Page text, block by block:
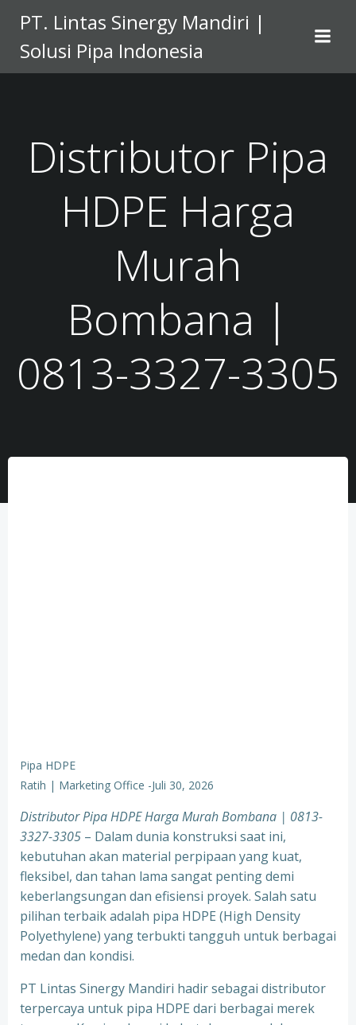
to
content
PT. Lintas Sinergy Mandiri |
Solusi Pipa Indonesia
Distributor Pipa
HDPE Harga
Murah
Bombana |
0813-3327-3305
Pipa HDPE
Ratih | Marketing Office -Juli 30, 2026
Distributor Pipa HDPE Harga Murah Bombana | 0813-
3327-3305 – Dalam dunia konstruksi saat ini,
kebutuhan akan material perpipaan yang kuat,
fleksibel, dan tahan lama sangat penting demi
keberlangsungan dan efisiensi proyek. Salah satu
pilihan terbaik adalah pipa HDPE (High Density
Polyethylene) yang terbukti tangguh untuk berbagai
medan dan kondisi.
PT Lintas Sinergy Mandiri hadir sebagai distributor
terpercaya untuk pipa HDPE dari berbagai merek